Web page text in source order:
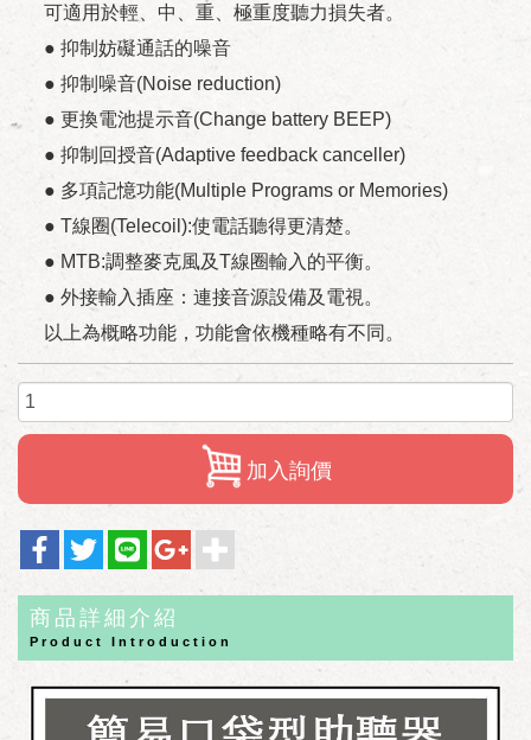
可適用於輕、中、重、極重度聽力損失者。
● 抑制妨礙通話的噪音
● 抑制噪音(Noise reduction)
● 更換電池提示音(Change battery BEEP)
● 抑制回授音(Adaptive feedback canceller)
● 多項記憶功能(Multiple Programs or Memories)
● T線圈(Telecoil):使電話聽得更清楚。
● MTB:調整麥克風及T線圈輸入的平衡。
● 外接輸入插座：連接音源設備及電視。
以上為概略功能，功能會依機種略有不同。
加入詢價
商品詳細介紹
Product Introduction